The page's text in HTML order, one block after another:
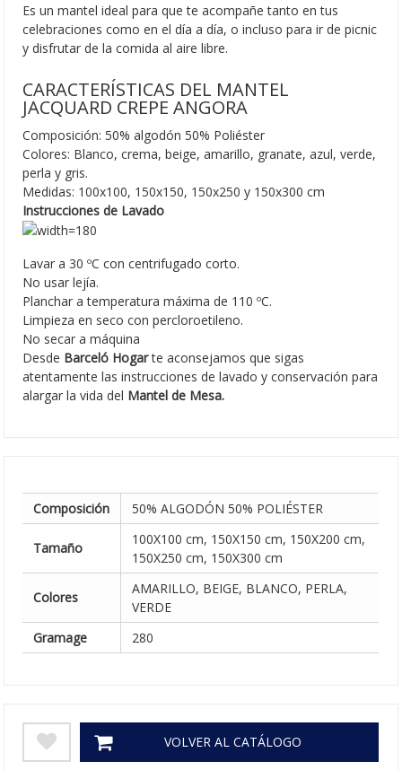
Es un mantel ideal para que te acompañe tanto en tus
celebraciones como en el día a día, o incluso para ir de picnic
y disfrutar de la comida al aire libre.
CARACTERÍSTICAS DEL MANTEL
JACQUARD CREPE ANGORA
Composición: 50% algodón 50% Poliéster
Colores: Blanco, crema, beige, amarillo, granate, azul, verde,
perla y gris.
Medidas: 100x100, 150x150, 150x250 y 150x300 cm
Instrucciones de Lavado
Lavar a 30 ºC con centrifugado corto.
No usar lejía.
Planchar a temperatura máxima de 110 ºC.
Limpieza en seco con percloroetileno.
No secar a máquina
Desde Barceló Hogarte aconsejamos que sigas
atentamente las instrucciones de lavado y conservación para
alargar la vida del Mantel de Mesa.
Composición 50% ALGODÓN 50% POLIÉSTER
Tamaño
100X100 cm, 150X150 cm, 150X200 cm,
150X250 cm, 150X300 cm
Colores
AMARILLO, BEIGE, BLANCO, PERLA,
VERDE
Gramage
280
VOLVER AL CATÁLOGO